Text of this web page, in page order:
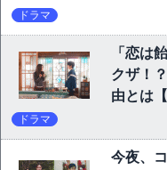
ドラマ
「恋は
クザ！
由とは
ドラマ
今夜、